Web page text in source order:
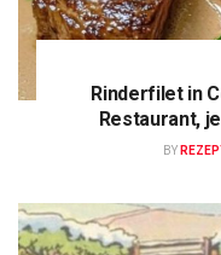
Rinderfilet in
Restaurant,
BY